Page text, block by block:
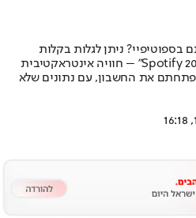
ניתן לגלות בקלות
ספוטיפיי חוגגת 20 ומשיקה את "Spotify 20" – חוויה אינטראקטיבית
את החשבון, עם נתונים שלא